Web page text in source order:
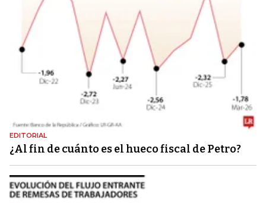
EDITORIAL
¿Al fin de cuánto es el hueco fiscal de Petro?